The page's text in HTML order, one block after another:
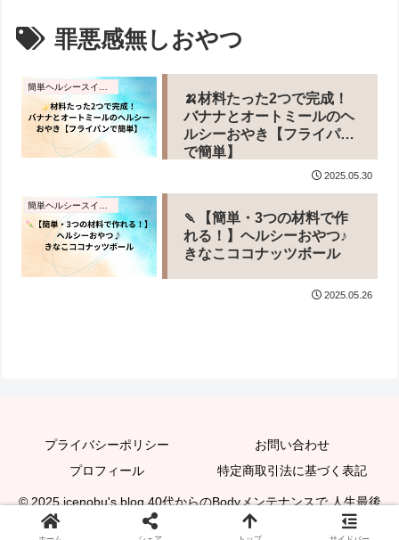
罪悪感無しおやつ
🍌材料たった2つで完成！
バナナとオートミールのヘ
ルシーおやき【フライパン
で簡単】
2025.05.30
簡単ヘルシースイーツ
🍡【簡単・3つの材料で作
れる！】ヘルシーおやつ♪
きなこココナッツボール
2025.05.26
プライバシーポリシー
お問い合わせ
プロフィール
特定商取引法に基づく表記
© 2025 icenobu's blog 40代からのBodyメンテナンスで 人生最後
のダイエット★.